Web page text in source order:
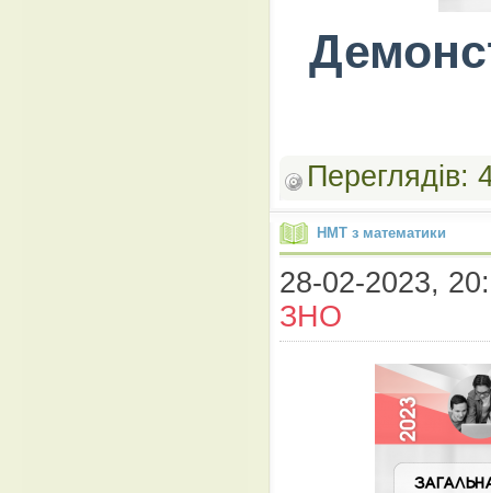
НМТ з математики
28-02-2023,
ЗНО